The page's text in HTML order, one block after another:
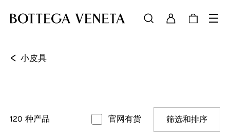
< 小皮具
120 种产品 官网有货 筛选和排序